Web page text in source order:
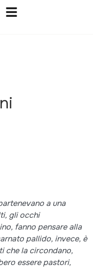
a una
gli occhi
fanno pensare alla
pallido, invece, è
che la circondano,
essere pastori,